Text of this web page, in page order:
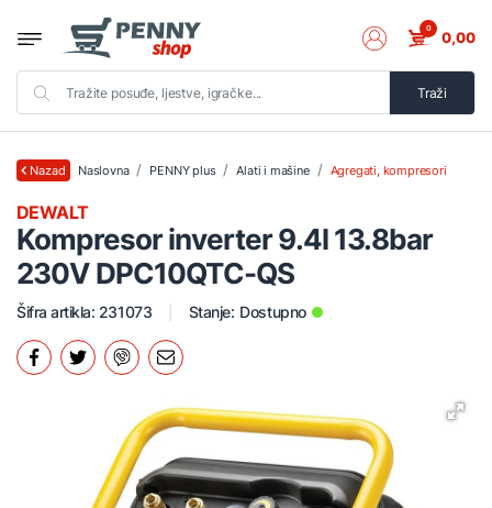
Traži
0 0,00
Nazad Naslovna PENNY plus Alati i mašine Agregati, kompresori
Kompresor inverter 9.4l 13.8bar
230V DPC10QTC-QS
DEWALT
Šifra artikla: 231073 Stanje: Dostupno